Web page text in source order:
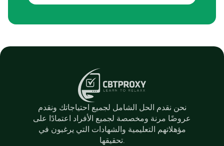
نحن نقدم الحل الشامل لجميع احتياجاتك ونقدم
عروضًا مرنة ومخصصة لجميع الأفراد اعتمادًا على
مؤهلاتهم التعليمية والشهادات التي يرغبون في
تحقيقها.